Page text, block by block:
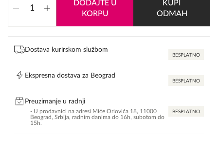
Rodriguez
Noir
Eau
de
Parfum
DODAJTE U
KORPU
KUPI
ODMAH
Dostava kurirskom službom
BESPLATNO
Ekspresna dostava za Beograd
BESPLATNO
Preuzimanje u radnji
- U prodavnici na adresi Miće Orlovića 18, 11000
Beograd, Srbija, radnim danima do 16h, subotom do
15h.
BESPLATNO